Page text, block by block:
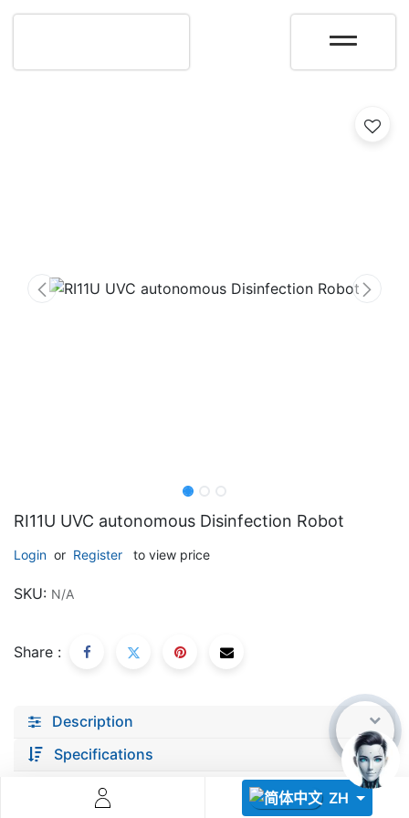
ZH
RI11U UVC autonomous Disinfection Robot
Login or Register to view price
SKU: N/A
Share :
Description
Specifications
Platformă integrată pentru managementul flotei de roboți
soluție
Află mai mult